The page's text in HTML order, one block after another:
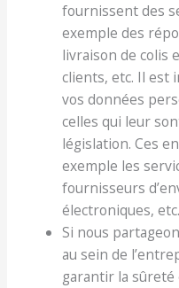
fournissent des
exemple des
livraison de colis
clients, etc. Il est
vos données
celles qui leur
législation. Ces
exemple les
fournisseurs
électroniques, etc.
Si nous
au sein de
garantir la sûreté